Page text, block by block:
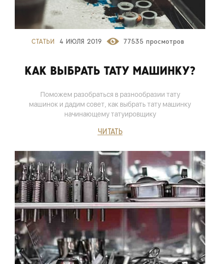
СТАТЬИ 4 ИЮЛЯ 2019 77535 просмотров
КАК ВЫБРАТЬ ТАТУ МАШИНКУ?
Поможем разобраться в разнообразии тату
машинок и дадим совет, как выбрать тату машинку
начинающему татуировщику
ЧИТАТЬ